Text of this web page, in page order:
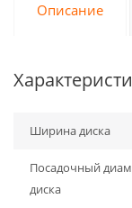
Описание
Ширина диска
Посадочный
диска